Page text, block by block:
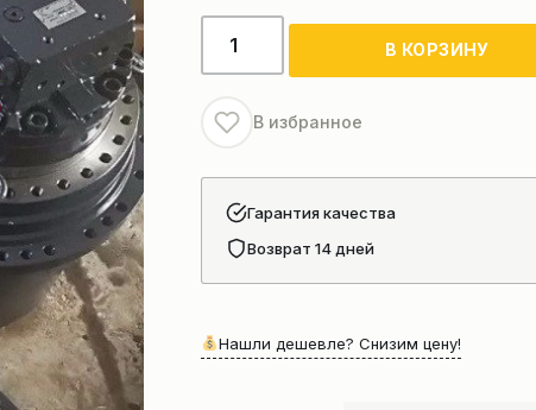
Количество
товара
редуктор
хода
В КОРЗИНУ
В избранное
Гарантия качества
Возврат 14 дней
Нашли дешевле? Снизим цену!